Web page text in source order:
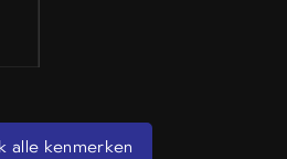
alle kenmerken